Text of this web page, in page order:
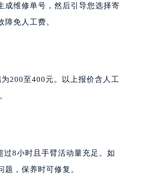
成维修单号，然后引导您选择寄
免人工费。
200至400元。以上报价含人工
8小时且手臂活动量充足。如
，保养时可修复。